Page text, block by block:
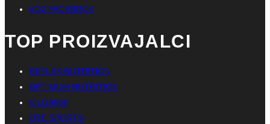
VO2 FACEBOOK
TOP PROIZVAJALCI
REFLEX NUTRITION
OPTIMUM NUTRITION
VILGAIN®
OTE SPORTS